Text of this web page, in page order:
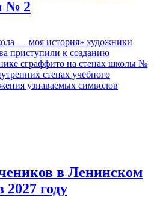
№ 2
— моя история» художники
приступили к созданию
сграффито на стенах школы №
стенах учебного
узнаваемых символов
в Ленинском
2027 году